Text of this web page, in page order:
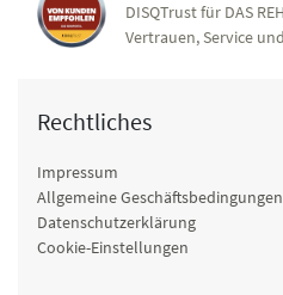
DISQTrust für DAS
Vertrauen, Service
Rechtliches
Impressum
Allgemeine Geschäftsbedingungen
Datenschutzerklärung
Cookie-Einstellungen